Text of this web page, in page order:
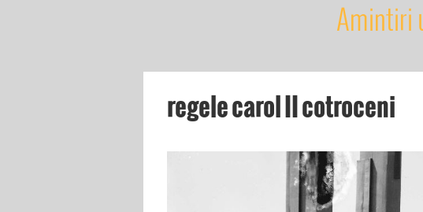
Amintiri
regele carol II cotroceni